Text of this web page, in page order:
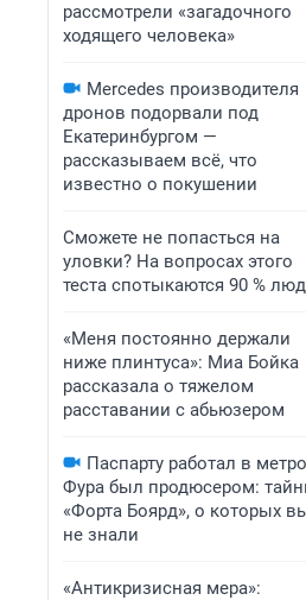
рассмотрели «загадочного
ходящего человека»
Mercedes производителя
дронов подорвали под
Екатеринбургом —
рассказываем всё, что
известно о покушении
Сможете не попасться на
уловки? На вопросах этого
теста спотыкаются 90 %
«Меня постоянно держали
ниже плинтуса»: Миа Бойка
рассказала о тяжелом
расставании с абьюзером
Паспарту работал в
Фура был продюсером:
«Форта Боярд», о которых
не знали
«Антикризисная мера»: